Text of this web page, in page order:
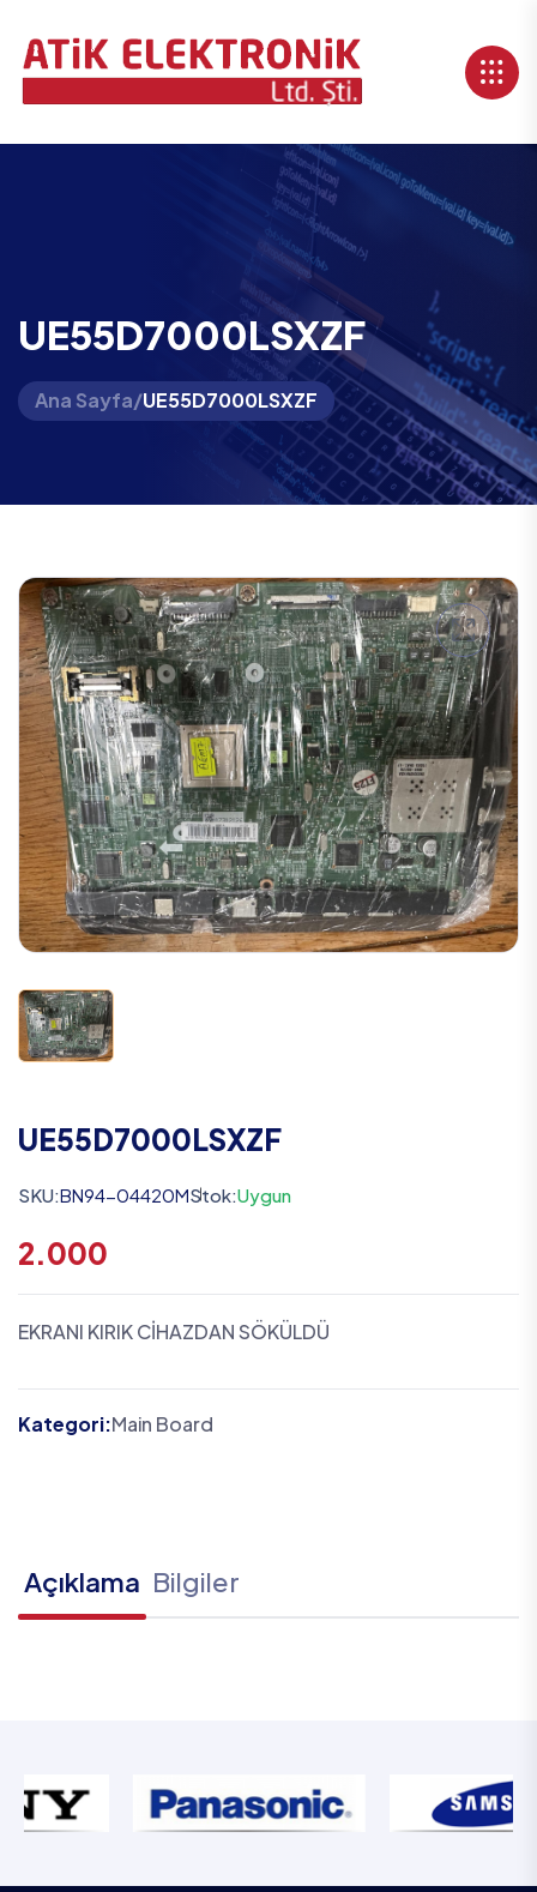
UE55D7000LSXZF
Ana Sayfa/UE55D7000LSXZF
UE55D7000LSXZF
SKU:BN94-04420MStok:Uygun
2.000
EKRANI KIRIK CİHAZDAN SÖKÜLDÜ
Kategori:Main Board
Açıklama Bilgiler